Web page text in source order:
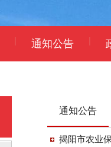
| 通知公告 |
通知公告
揭阳市农业